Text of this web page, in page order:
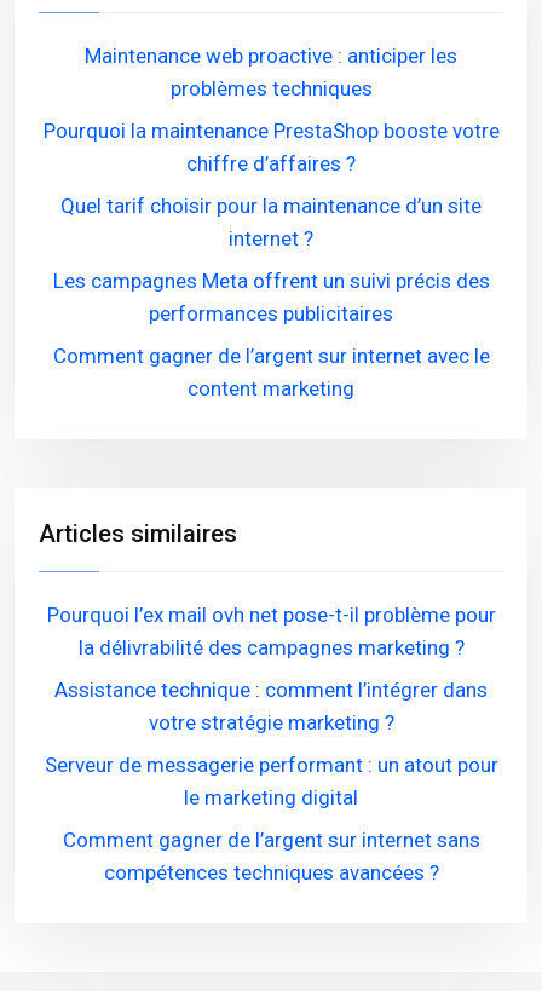
Maintenance web proactive : anticiper les
problèmes techniques
Pourquoi la maintenance PrestaShop booste votre
chiffre d’affaires ?
Quel tarif choisir pour la maintenance d’un site
internet ?
Les campagnes Meta offrent un suivi précis des
performances publicitaires
Comment gagner de l’argent sur internet avec le
content marketing
Articles similaires
Pourquoi l’ex mail ovh net pose-t-il problème pour
la délivrabilité des campagnes marketing ?
Assistance technique : comment l’intégrer dans
votre stratégie marketing ?
Serveur de messagerie performant : un atout pour
le marketing digital
Comment gagner de l’argent sur internet sans
compétences techniques avancées ?